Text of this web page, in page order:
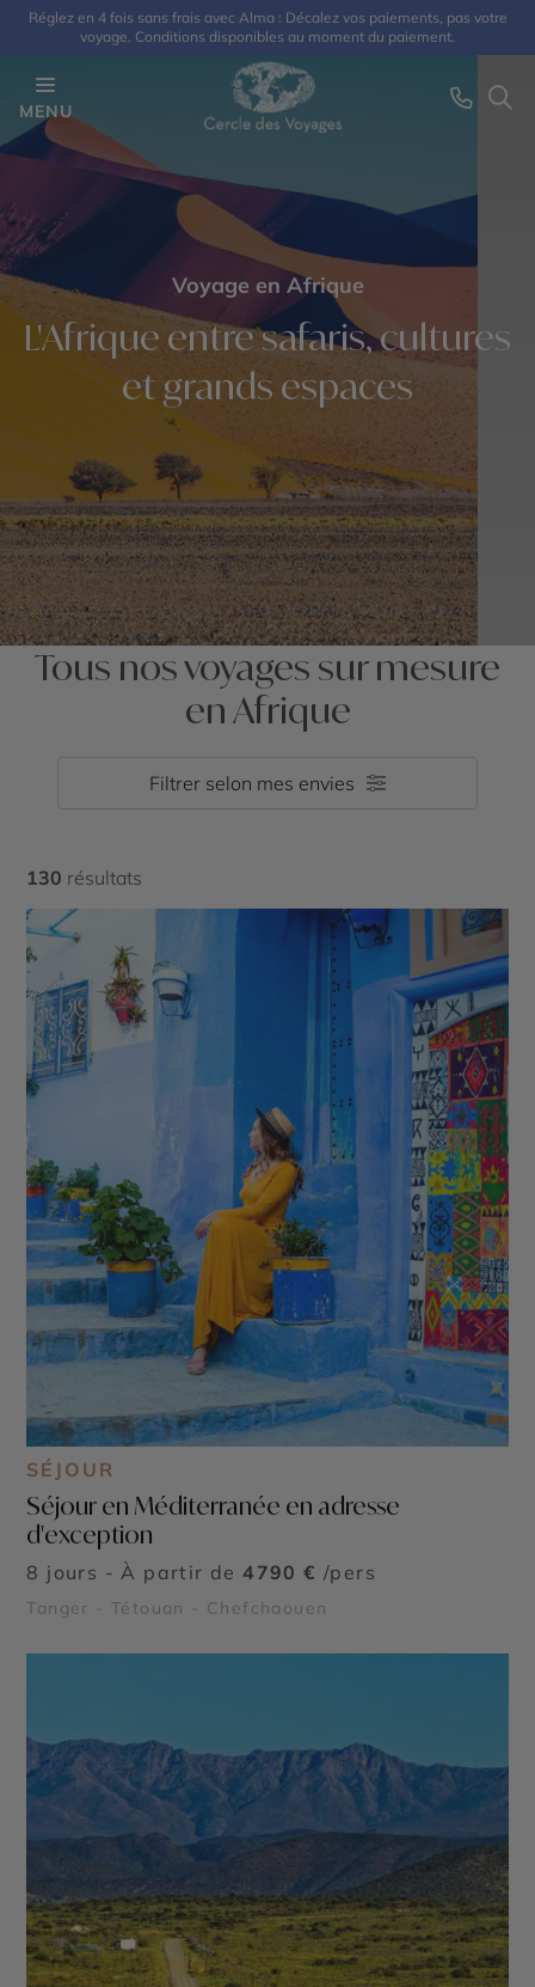
Réglez en 4 fois sans frais avec Alma : Décalez vos paiements, pas votre
voyage. Conditions disponibles au moment du paiement.
MENU
Voyage en Afrique
L'Afrique entre safaris, cultures
et grands espaces
Tous nos voyages sur mesure
en Afrique
Filtrer selon mes envies
130 résultats
SÉJOUR
Séjour en Méditerranée en adresse
d'exception
8 jours - À partir de 4790 € /pers
Tanger - Tétouan - Chefchaouen